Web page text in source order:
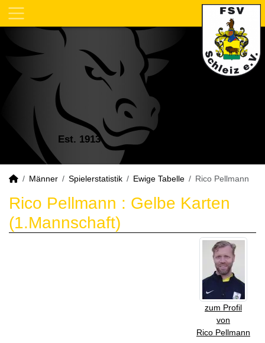
Est. 1913
Männer Spielerstatistik Ewige Tabelle Rico Pellmann
Rico Pellmann : Gelbe Karten
(1.Mannschaft)
zum Profil
von
Rico Pellmann